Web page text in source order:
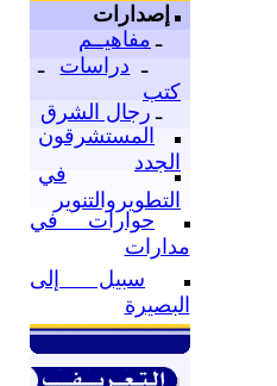
إصدارات
ـ مفاهيــم
ـ دراسات
ـ
كتب
ـ رجال الشرق
المستشرقون
الجدد
في
التطويروالتنوير
حوارات في
مدارات
سبيل إلى
البصيرة